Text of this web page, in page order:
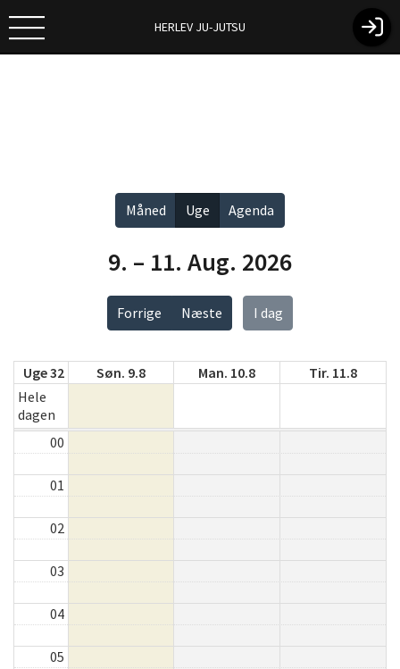
HERLEV JU-JUTSU
Forrige Næste I dag
9. – 11. Aug. 2026
Måned Uge Agenda
Uge 32 Søn. 9.8 Man. 10.8
Tir. 11.8
Hele
dagen
00
01
02
03
04
05